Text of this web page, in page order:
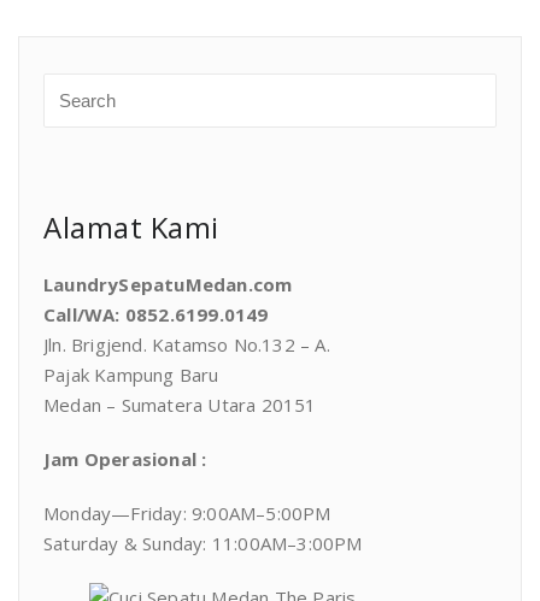
Alamat Kami
LaundrySepatuMedan.com
Call/WA: 0852.6199.0149
Jln. Brigjend. Katamso No.132 – A.
Pajak Kampung Baru
Medan – Sumatera Utara 20151
Jam Operasional :
Monday—Friday: 9:00AM–5:00PM
Saturday & Sunday: 11:00AM–3:00PM